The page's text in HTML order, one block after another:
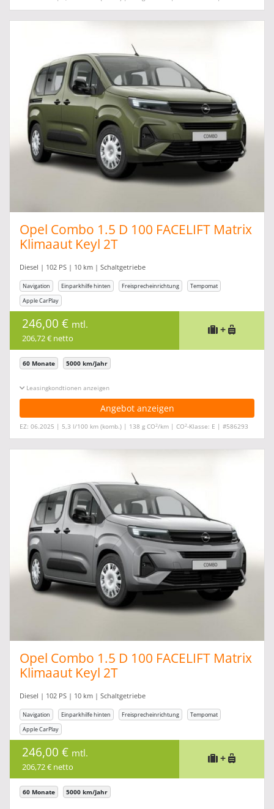
Opel Combo 1.5 D 100 FACELIFT Matrix
Klimaaut Keyl 2T
Diesel | 102 PS | 10 km | Schaltgetriebe
Navigation Einparkhilfe hinten Freisprecheinrichtung
Tempomat
Apple CarPlay
246,00 € mtl.
206,72 € netto
+
60 Monate 5000 km/Jahr
Leasingkonditionen ein-/ausblenden
Angebot anzeigen
EZ: 06.2025 | 5,3 l/100 km (komb.) | 138 g CO2/km | CO2-Klasse: E | #586293
Opel Combo 1.5 D 100 FACELIFT Matrix
Klimaaut Keyl 2T
Diesel | 102 PS | 10 km | Schaltgetriebe
Navigation Einparkhilfe hinten Freisprecheinrichtung
Tempomat
Apple CarPlay
246,00 € mtl.
206,72 € netto
+
60 Monate 5000 km/Jahr